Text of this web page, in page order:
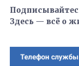
Здесь — всё о